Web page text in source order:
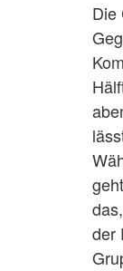
Die
der